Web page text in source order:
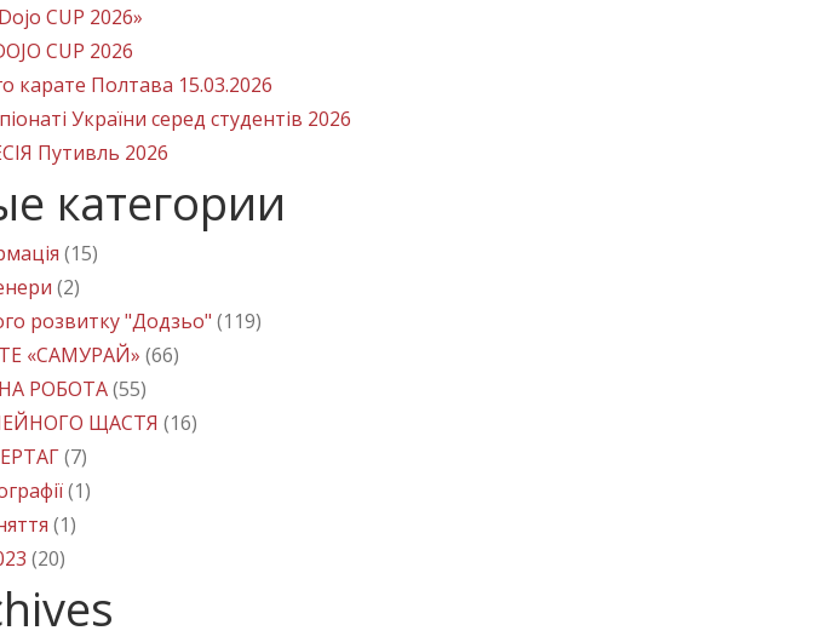
CUP 2026»
CUP 2026
карате Полтава 15.03.2026
України серед студентів 2026
Путивль 2026
категории
(15)
(2)
розвитку "Додзьо" (119)
«САМУРАЙ» (66)
РОБОТА(55)
ЩАСТЯ (16)
(7)
(1)
(1)
(20)